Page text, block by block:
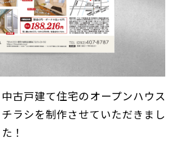
中古戸建て住宅のオープンハウス
チラシを制作させていただきまし
た！